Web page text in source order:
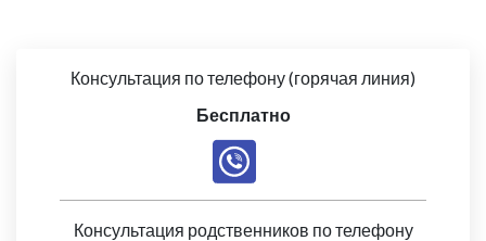
Консультация по телефону (горячая линия)
Бесплатно
Консультация родственников по телефону